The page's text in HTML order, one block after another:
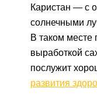
Каристан — с
солнечными
В таком месте
выработкой
послужит
развития